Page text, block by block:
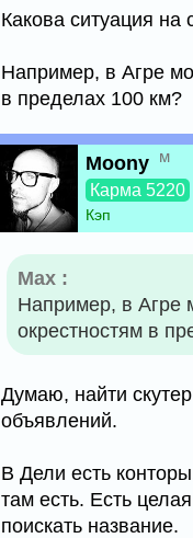
Какова ситуация на
Например, в Агре
в пределах 100 км?
Moony м
Карма 5220
Кэп
Max :
Например, в Агре
окрестностям в
Думаю, найти
объявлений.
В Дели есть
там есть. Есть
поискать название.